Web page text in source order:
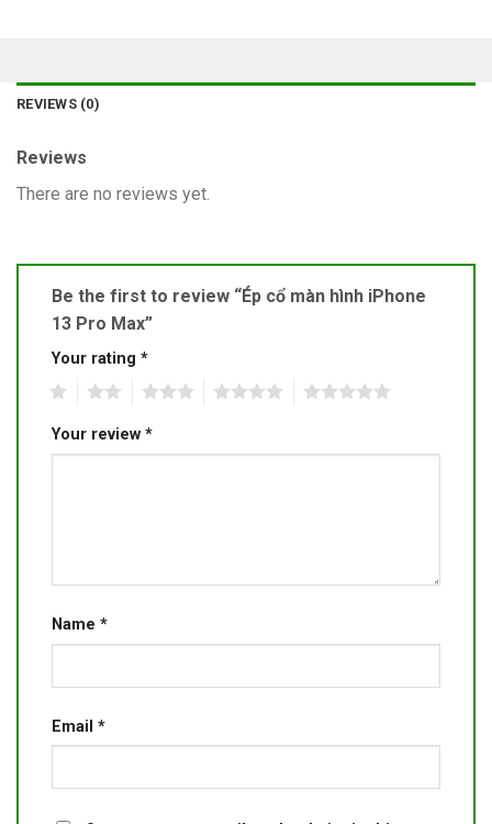
REVIEWS (0)
Reviews
There are no reviews yet.
Be the first to review “Ép cổ màn hình iPhone
13 Pro Max”
Your rating *
Your review *
Name *
Email *